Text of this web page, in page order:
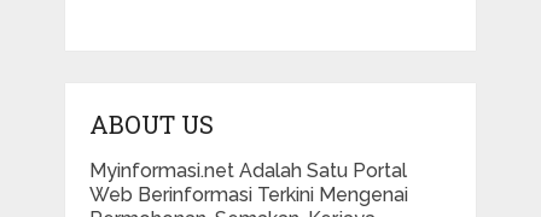
ABOUT US
Myinformasi.net Adalah Satu Portal
Web Berinformasi Terkini Mengenai